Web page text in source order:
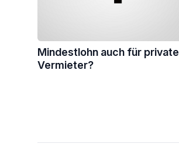
Mindestlohn auch für private
Vermieter?